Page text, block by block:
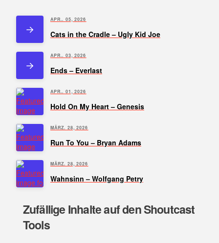
APR.. 05, 2026
Cats in the Cradle – Ugly Kid Joe
APR.. 03, 2026
Ends – Everlast
APR.. 01, 2026
Hold On My Heart – Genesis
MÄRZ. 28, 2026
Run To You – Bryan Adams
MÄRZ. 28, 2026
Wahnsinn – Wolfgang Petry
Zufällige Inhalte auf den Shoutcast
Tools